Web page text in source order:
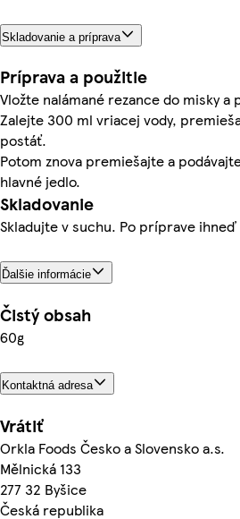
Skladovanie a príprava
Príprava a použitie
Vložte nalámané rezance do misky
Zalejte 300 ml vriacej vody,
postáť.
Potom znova premiešajte a
hlavné jedlo.
Skladovanie
Skladujte v suchu. Po príprave
Ďalšie informácie
Čistý obsah
60g
Kontaktná adresa
Vrátiť
Orkla Foods Česko a Slovensko a.s.
Mělnická 133
277 32 Byšice
Česká republika